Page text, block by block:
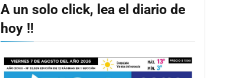
A un solo click, lea el diario de
hoy !!